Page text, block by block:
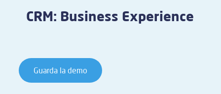
CRM: Business Experience
Guarda la demo